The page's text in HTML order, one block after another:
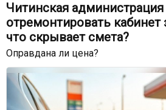
Читинская администрация
отремонтировать кабинет
что скрывает смета?
Оправдана ли цена?